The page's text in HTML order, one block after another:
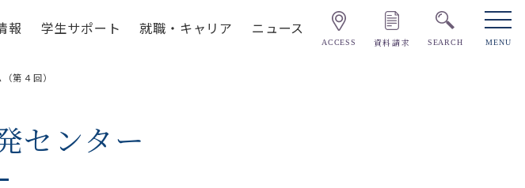
報 学生サポート 就職・キャリア ニュース
ACCESS 資料請求 SEARCH MENU
第４回）
センター